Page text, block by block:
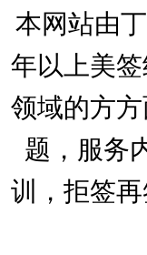
本网站由
年以上美
领域的方
题，服务
训，拒签